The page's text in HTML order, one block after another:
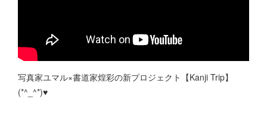
写真家ユマル×書道家煌彩の新プロジェクト【Kanji Trip】
(*^_^*)♥